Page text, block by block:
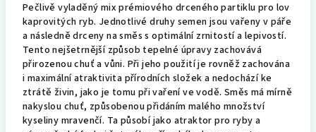
Pečlivě vyladěný mix prémiového drceného partiklu pro lov
kaprovitých ryb. Jednotlivé druhy semen jsou vařeny v páře
a následně drceny na směs s optimální zrnitostí a lepivostí.
Tento nejšetrnější způsob tepelné úpravy zachovává
přirozenou chuť a vůni. Při jeho použití je rovněž zachována
i maximální atraktivita přírodních složek a nedochází ke
ztrátě živin, jako je tomu při vaření ve vodě. Směs má mírně
nakyslou chuť, způsobenou přidáním malého množství
kyseliny mravenčí. Ta působí jako atraktor pro ryby a